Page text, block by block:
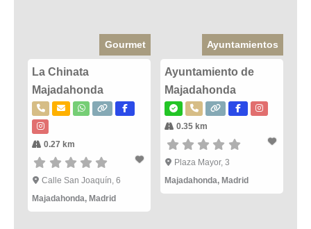
Gourmet
La Chinata
Majadahonda
0.27 km
Calle San Joaquín, 6
Majadahonda, Madrid
Ayuntamientos
Ayuntamiento de
Majadahonda
0.35 km
Plaza Mayor, 3
Majadahonda, Madrid